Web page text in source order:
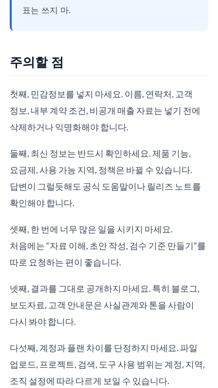
표는 쓰지 마.
주의할 점
첫째, 민감정보를 넣지 마세요. 이름, 연락처, 고객
정보, 내부 계약 조건, 비공개 매출 자료는 넣기 전에
삭제하거나 익명화해야 합니다.
둘째, 최신 정보는 반드시 확인하세요. 제품 기능,
요금제, 사용 가능 지역, 정책은 바뀔 수 있습니다.
답변이 그럴듯해도 공식 도움말이나 릴리즈 노트를
확인해야 합니다.
셋째, 한 번에 너무 많은 일을 시키지 마세요.
처음에는 “자료 이해, 초안 작성, 검수 기준 만들기”를
따로 요청하는 편이 좋습니다.
넷째, 결과를 그대로 공개하지 마세요. 특히 블로그,
보도자료, 고객 안내문은 사실관계와 톤을 사람이
다시 봐야 합니다.
다섯째, 계정과 플랜 차이를 단정하지 마세요. 파일
업로드, 프로젝트, 검색, 도구 사용 범위는 계정, 지역,
조직 설정에 따라 다르게 보일 수 있습니다.